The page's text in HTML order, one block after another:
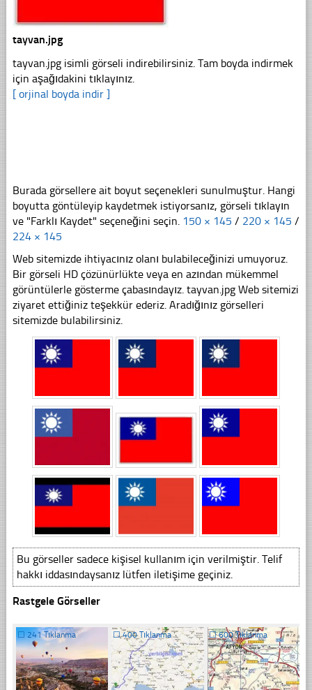
tayvan.jpg
tayvan.jpg isimli görseli indirebilirsiniz. Tam boyda indirmek
için aşağıdakini tıklayınız.
[ orjinal boyda indir ]
Burada görsellere ait boyut seçenekleri sunulmuştur. Hangi
boyutta göntüleyip kaydetmek istiyorsanız, görseli tıklayın
ve "Farklı Kaydet" seçeneğini seçin. 150 × 145 / 220 × 145 /
224 × 145
Web sitemizde ihtiyacınız olanı bulabileceğinizi umuyoruz.
Bir görseli HD çözünürlükte veya en azından mükemmel
görüntülerle gösterme çabasındayız. tayvan.jpg Web sitemizi
ziyaret ettiğiniz teşekkür ederiz. Aradığınız görselleri
sitemizde bulabilirsiniz.
Bu görseller sadece kişisel kullanım için verilmiştir. Telif
hakkı iddasındaysanız lütfen iletişime geçiniz.
Rastgele Görseller
☐241 Tıklanma ☐400 Tıklanma ☐600 Tıklanma